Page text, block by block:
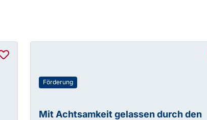
Förderung
Mit Achtsamkeit gelassen durch den